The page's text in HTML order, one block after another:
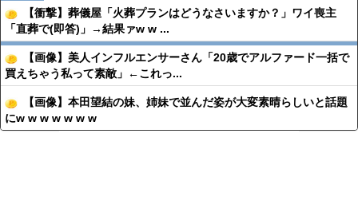
【衝撃】葬儀屋「火葬プランはどうなさいますか？」ワイ喪主
「直葬で(即答)」→結果ァw w ...
【画像】美人インフルエンサーさん「20歳でアルファード一括で
買えちゃう私って素敵」←これっ...
【画像】本田望結の妹、姉妹で並んだ姿が大変素晴らしいと話題
にw w w w w w w